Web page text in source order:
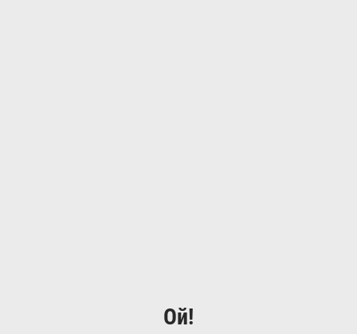
Ой!